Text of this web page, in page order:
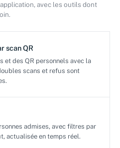
avec les outils dont
scan QR
et des QR personnels avec la
scans et refus sont
admises, avec filtres par
actualisée en temps réel.